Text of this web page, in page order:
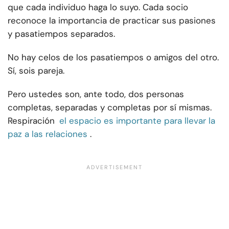
que cada individuo haga lo suyo. Cada socio
reconoce la importancia de practicar sus pasiones
y pasatiempos separados.
No hay celos de los pasatiempos o amigos del otro.
Sí, sois pareja.
Pero ustedes son, ante todo, dos personas
completas, separadas y completas por sí mismas.
Respiración el espacio es importante para llevar la
paz a las relaciones .